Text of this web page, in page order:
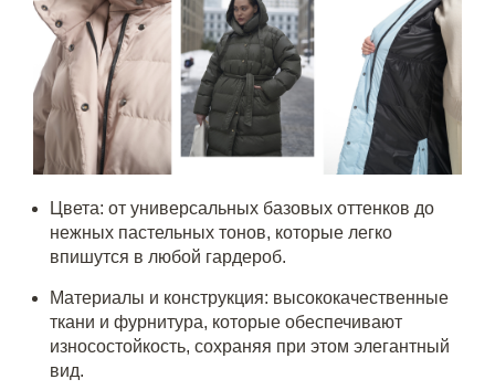
Цвета: от универсальных базовых оттенков до
нежных пастельных тонов, которые легко
впишутся в любой гардероб.
Материалы и конструкция: высококачественные
ткани и фурнитура, которые обеспечивают
износостойкость, сохраняя при этом элегантный
вид.